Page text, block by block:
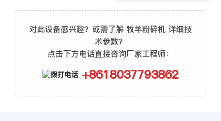
对此设备感兴趣？或需了解 牧羊粉碎机 详细技
术参数？
点击下方电话直接咨询厂家工程师：
+8618037793862